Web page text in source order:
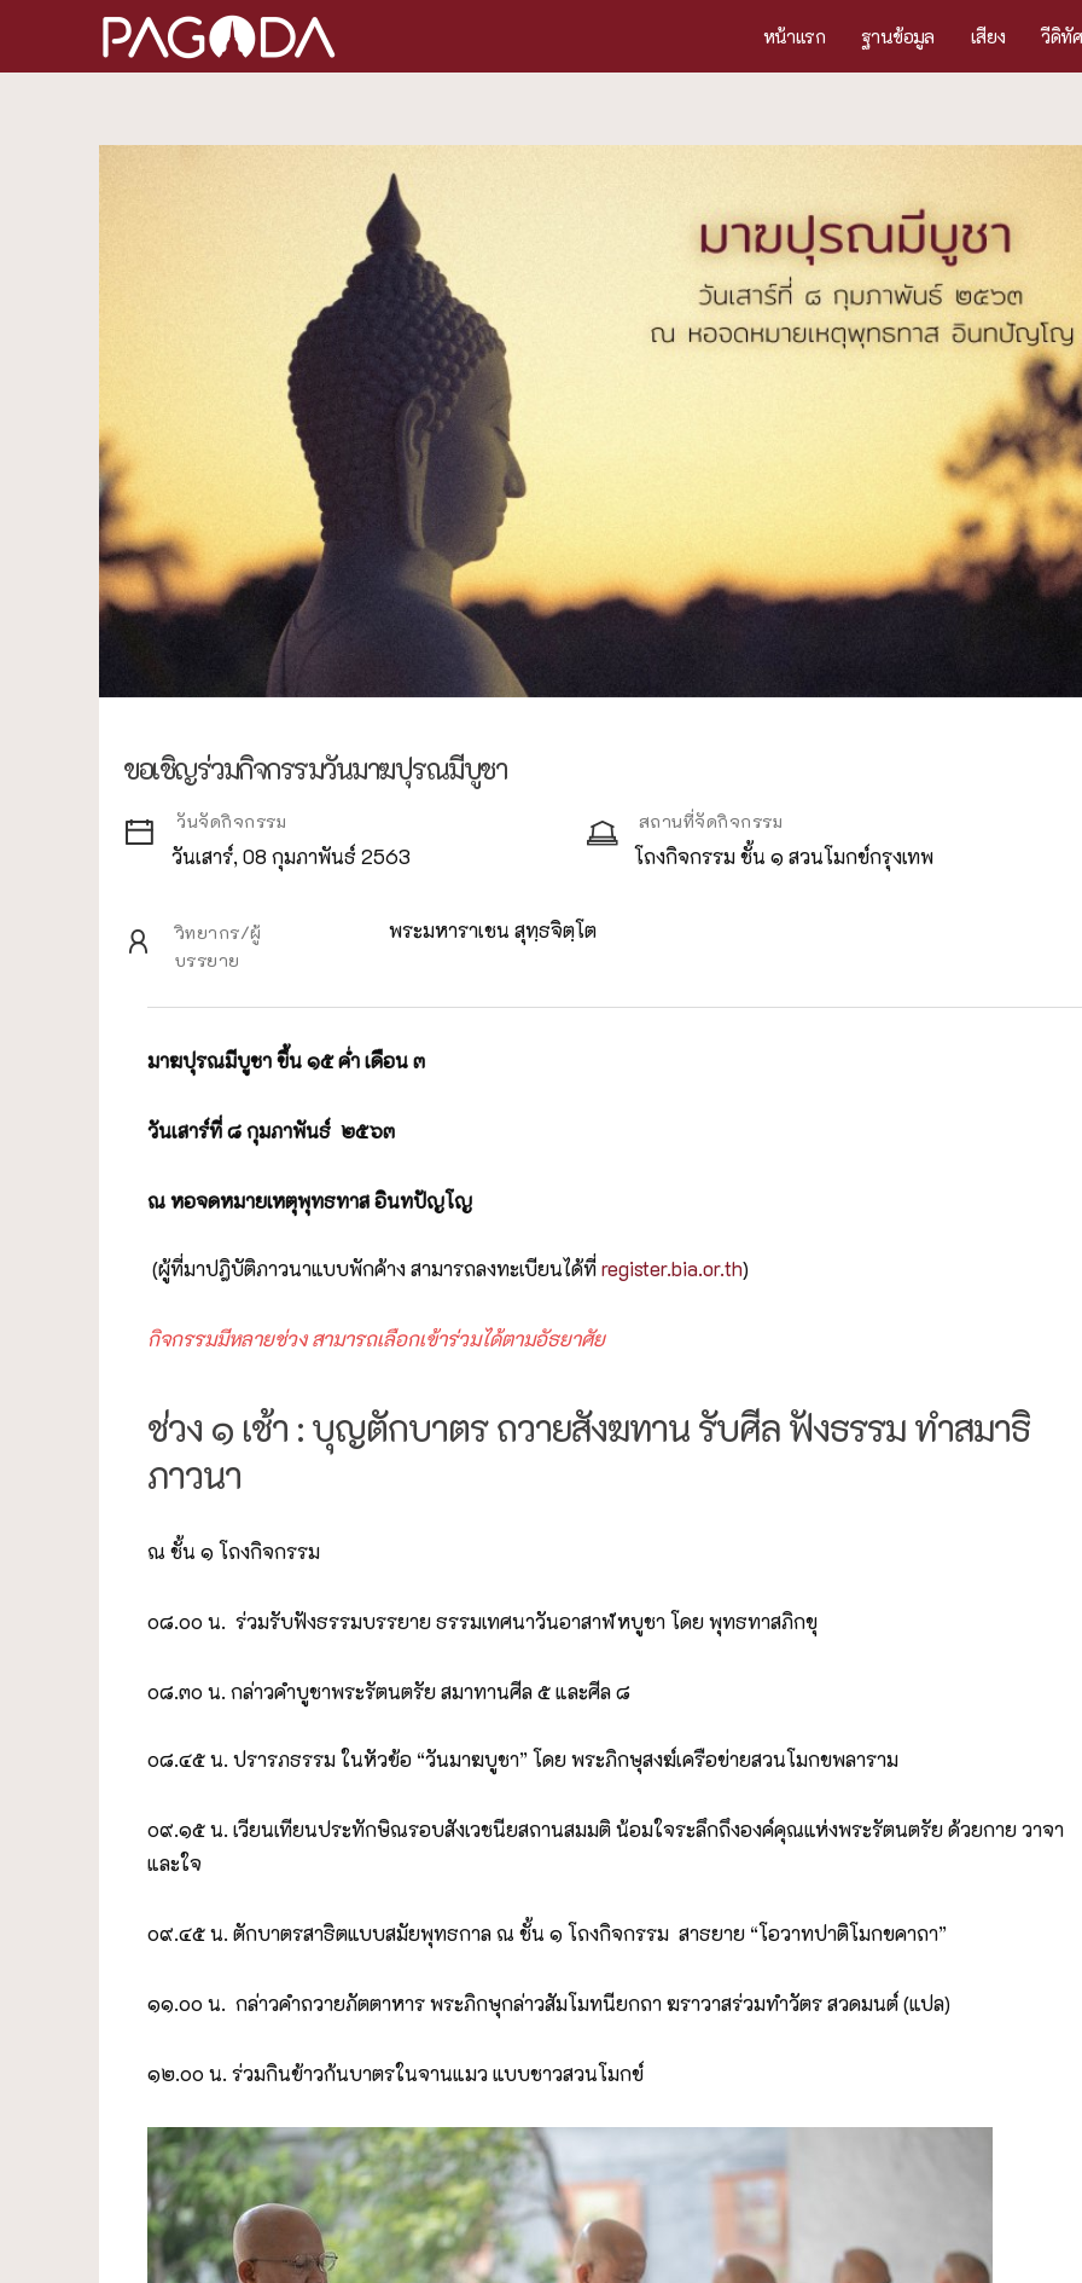
หน้าแรก ฐานข้อมูล เสียง วีดิทั
ขอเชิญร่วมกิจกรรมวันมาฆปุรณมีบูชา
วันจัดกิจกรรม
วันเสาร์, 08 กุมภาพันธ์ 2563
สถานที่จัดกิจกรรม
โถงกิจกรรม ชั้น ๑ สวนโมกข์กรุงเทพ
วิทยากร/ผู้
บรรยาย
พระมหาราเชน สุทฺธจิตฺโต
มาฆปุรณมีบูชา ขึ้น ๑๕ ค่ำ เดือน ๓
วันเสาร์ที่ ๘ กุมภาพันธ์ ๒๕๖๓
ณ หอจดหมายเหตุพุทธทาส อินทปัญโญ
(ผู้ที่มาปฎิบัติภาวนาแบบพักค้าง สามารถลงทะเบียนได้ที่register.bia.or.th)
กิจกรรมมีหลายช่วง สามารถเลือกเข้าร่วมได้ตามอัธยาศัย
ช่วง ๑ เช้า : บุญตักบาตร ถวายสังฆทาน รับศีล ฟังธรรม ทำสมาธิ
ภาวนา
ณ ชั้น ๑ โถงกิจกรรม
๐๘.๐๐ น. ร่วมรับฟังธรรมบรรยาย ธรรมเทศนาวันอาสาฬหบูชา โดย พุทธทาสภิกขุ
๐๘.๓๐ น. กล่าวคำบูชาพระรัตนตรัย สมาทานศีล ๕ และศีล ๘
๐๘.๔๕ น. ปรารภธรรม ในหัวข้อ “วันมาฆบูชา” โดย พระภิกษุสงฆ์เครือข่ายสวนโมกขพลาราม
๐๙.๑๕ น. เวียนเทียนประทักษิณรอบสังเวชนียสถานสมมติ น้อมใจระลึกถึงองค์คุณแห่งพระรัตนตรัย ด้วยกาย วาจา
และใจ
๐๙.๔๕ น. ตักบาตรสาธิตแบบสมัยพุทธกาล ณ ชั้น ๑ โถงกิจกรรม สาธยาย “โอวาทปาติโมกขคาถา”
๑๑.๐๐ น. กล่าวคำถวายภัตตาหาร พระภิกษุกล่าวสัมโมทนียกถา ฆราวาสร่วมทำวัตร สวดมนต์ (แปล)
๑๒.๐๐ น. ร่วมกินข้าวก้นบาตรในจานแมว แบบชาวสวนโมกข์